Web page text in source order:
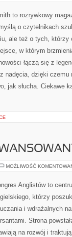
to rozrywkowy
o czytelnikach
ale też o tych, którzy
w którym
łączą się z
nadęcia, dzięki
jak słucha. Ciekawe
MOŻLIWOŚĆ
Anglistów to
którzy
i wdrażalnych
Strona
na rozwój i